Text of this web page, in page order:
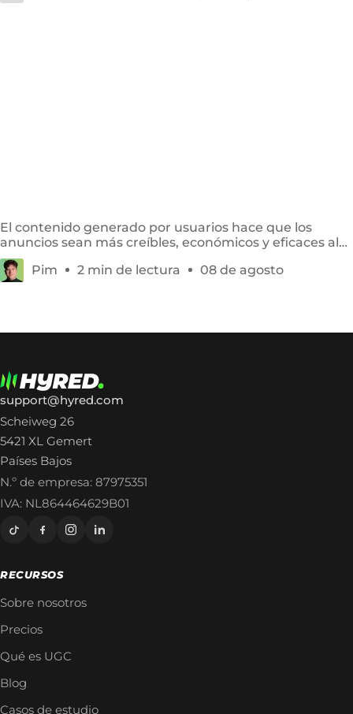
El contenido generado por usuarios hace que los
anuncios sean más creíbles, económicos y eficaces al
mostrar experiencias reales con productos.
Pim
2 min de lectura 08 de agosto
support@hyred.com
Scheiweg 26
5421 XL Gemert
Países Bajos
N.º de empresa: 87975351
IVA: NL864464629B01
RECURSOS
Sobre nosotros
Precios
Qué es UGC
Blog
Casos de estudio